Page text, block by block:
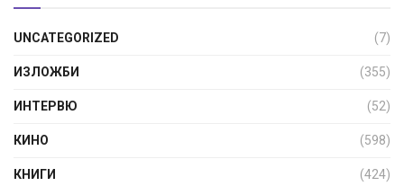
UNCATEGORIZED (7)
ИЗЛОЖБИ (355)
ИНТЕРВЮ (52)
КИНО (598)
КНИГИ (424)